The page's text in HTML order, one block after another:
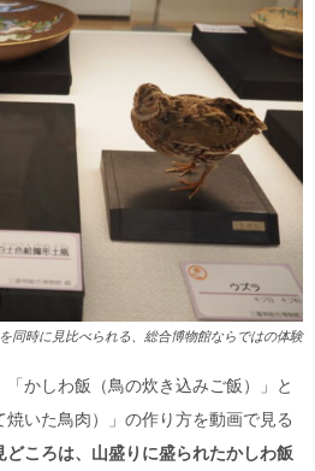
同時に見比べられる、総合博物館ならではの体験
かしわ飯（鳥の炊き込みご飯）」と
焼いた鳥肉）」の作り方を動画で見る
どころは、山盛りに盛られたかしわ飯